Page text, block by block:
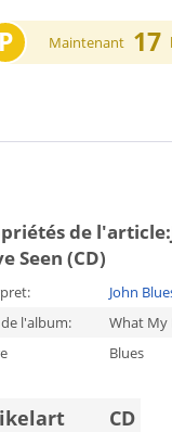
P Maintenant 17
de l'article:
Seen (CD)
John
l'album:
What My
Blues
CD